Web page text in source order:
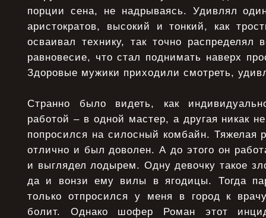
порции сена, не надрываясь. Удивлял
аристократов, высокий и тонкий, как
осваивал технику, так точно распределял
равновесие, что стал поднимать наверх
Здоровые мужики приходили смотреть,
Странно было видеть, как
работой – в одной мастер, а другая никак
попросился на силосный комбайн. Тяжелая
отлично и был доволен. А до этого он
и выглядел лодырем. Одну девочку такое
да и вонзи ему вилы в ягодицы. Тогда
только отпросился у меня в город к
болит. Однако шофер Роман этот